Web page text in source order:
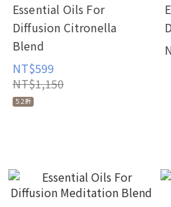
Essential Oils For
Diffusion Citronella
Blend
NT$599
NT$1,150
5.2折